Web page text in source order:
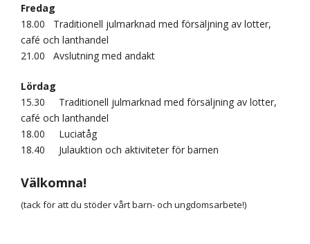
Fredag
18.00
Traditionell julmarknad med försäljning av lotter,
café och lanthandel
21.00
Avslutning med andakt
Lördag
15.30
Traditionell julmarknad med försäljning av lotter,
café och lanthandel
18.00
Luciatåg
18.40
Julauktion och aktiviteter för barnen
Välkomna!
(tack för att du stöder vårt barn- och ungdomsarbete!)